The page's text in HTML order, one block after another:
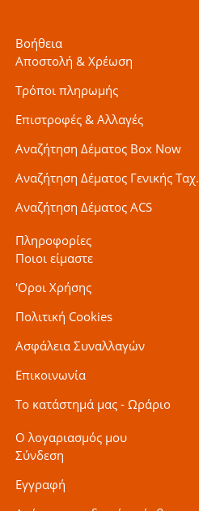
Βοήθεια
Αποστολή & Χρέωση
Τρόποι πληρωμής
Επιστροφές & Αλλαγές
Αναζήτηση Δέματος Box Now
Αναζήτηση Δέματος Γενικής Ταχ.
Αναζήτηση Δέματος ACS
Πληροφορίες
Ποιοι είμαστε
'Οροι Χρήσης
Πολιτική Cookies
Ασφάλεια Συναλλαγών
Επικοινωνία
Το κατάστημά μας - Ωράριο
Ο λογαριασμός μου
Σύνδεση
Εγγραφή